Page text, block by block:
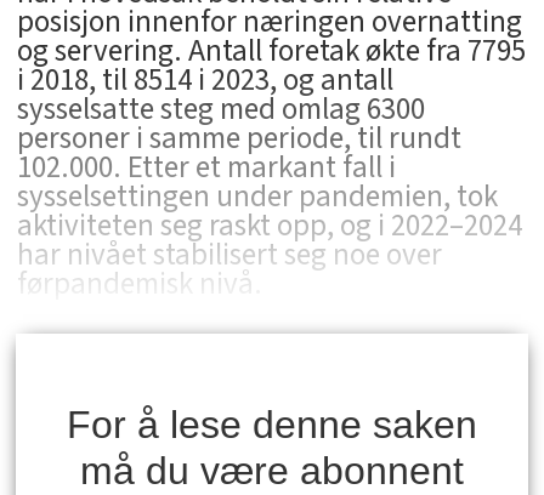
posisjon innenfor næringen overnatting
og servering. Antall foretak økte fra 7795
i 2018, til 8514 i 2023, og antall
sysselsatte steg med omlag 6300
personer i samme periode, til rundt
102.000. Etter et markant fall i
sysselsettingen under pandemien, tok
aktiviteten seg raskt opp, og i 2022–2024
har nivået stabilisert seg noe over
førpandemisk nivå.
For å lese denne saken
må du være abonnent